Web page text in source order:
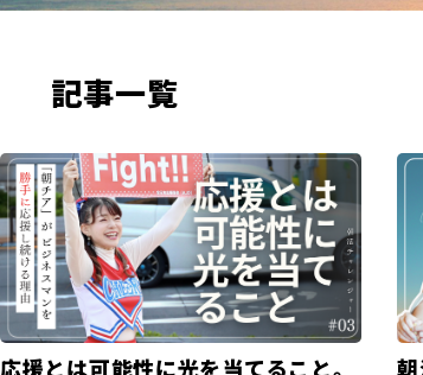
記事一覧
応援とは可能性に光を当てること。